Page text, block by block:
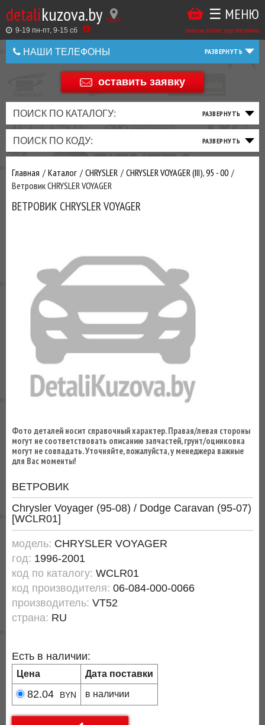
detalikuzova.by
9-19 пн-пт, 9-15 cб заказы online: круглосуточно
☰ МЕНЮ
НАШИ ТЕЛЕФОНЫ
+375 44 586 05 44
оставить заявку
ПОИСК ПО КАТАЛОГУ:
ПОИСК ПО КОДУ:
Главная Каталог CHRYSLER
CHRYSLER VOYAGER (III), 95 - 00
Ветровик CHRYSLER VOYAGER
ВЕТРОВИК CHRYSLER VOYAGER
Фото деталей носит справочный характер. Правая/левая стороны
могут не соответствовать описанию запчастей, грунт/оцинковка
могут не совпадать. Уточняйте, пожалуйста, у менеджера важные
для Вас моменты!
ВЕТРОВИК
Chrysler Voyager (95-08) / Dodge Caravan (95-07)
[WCLR01]
модель: CHRYSLER VOYAGER
год: 1996-2001
код по каталогу: WCLR01
код производителя: 06-084-000-0066
производитель: VT52
страна: RU
Есть в наличии:
Цена Дата поставки
82.04 BYN в наличии
Оставить
Оценить
товар
Купить
в
1
Беларусь
+375
+375
ТАКЖЕ
ВЫ
МОЖЕТЕ
У
ЗАКАЗАТЬ
ТО
ФИЛЬТРА
ТОРМОЗНАЯ
СИСТЕМА
ПОДВЕСКА
РУЛЕВОЕ
ТРАНСМИССИЯ
ПРИВОД
ДВИГАТЕЛЬ
ВЫХЛОП
ЭЛЕКТРИКА
ОСВЕЩЕНИЕ
ДОБАВИВ
МАСЛАИ ДРУГИЕ